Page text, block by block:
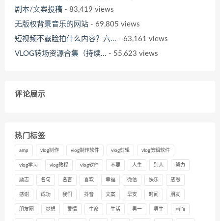
剧本/文案投稿 - 83,419 views
无版权背景音乐的网站 - 69,805 views
短视频不露脸拍什么内容？六... - 63,161 views
VLOG转场资源合集（持续... - 55,623 views
评论展示
热门标签
amp vlog制作 vlog制作软件 vlog剪辑 vlog剪辑软件
vlog学习 vlog教程 vlog软件 不要 人生 别人 努力
励志 名句 名言 喜欢 幸福 微信 快乐 感恩
感谢 成功 我们 抖音 文案 早安 时间 朋友
朋友圈 梦想 爱情 生命 生活 男一 男生 画面